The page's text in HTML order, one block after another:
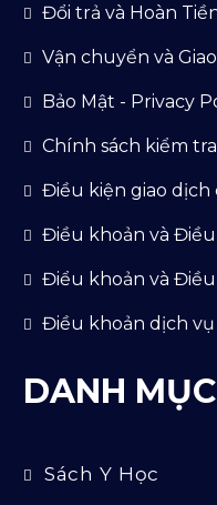
Đổi trả và Hoàn
Vận chuyển và
Bảo Mật - Privacy
Chính sách kiểm
Điều kiện giao dịch
Điều khoản và
Điểu khoản và
Điều khoản dịch vụ
DANH MỤC
Sách Y Học